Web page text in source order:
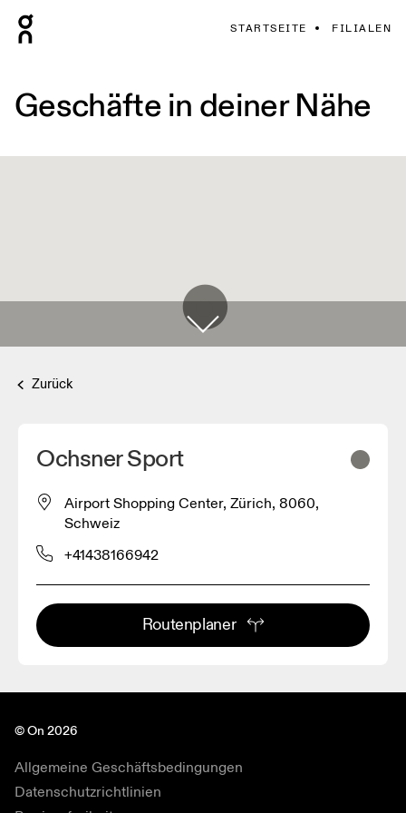
STARTSEITE FILIALEN
Geschäfte in deiner Nähe
Zurück
Ochsner Sport
Airport Shopping Center, Zürich, 8060,
Schweiz
+41438166942
Routenplaner
© On 2026
Allgemeine Geschäftsbedingungen
Datenschutzrichtlinien